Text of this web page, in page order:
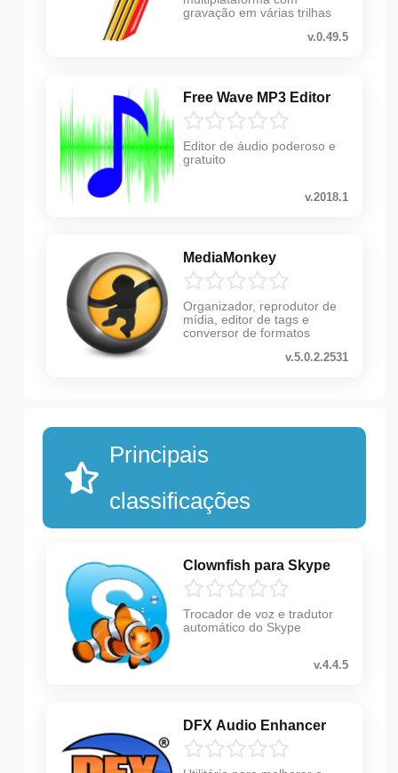
gravação em várias trilhas
v.0.49.5
Free Wave MP3 Editor
Editor de áudio poderoso e
gratuito
v.2018.1
MediaMonkey
Organizador, reprodutor de
mídia, editor de tags e
conversor de formatos
v.5.0.2.2531
Principais
classificações
Clownfish para Skype
Trocador de voz e tradutor
automático do Skype
v.4.4.5
DFX Audio Enhancer